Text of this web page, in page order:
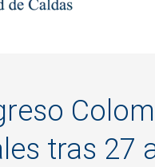
tras 27